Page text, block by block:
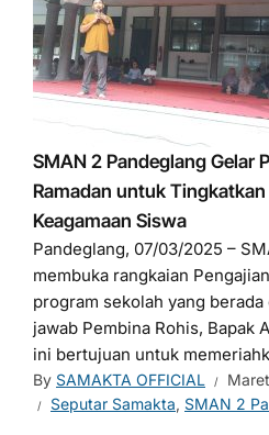
SMAN 2 Pandeglang Gelar
Ramadan untuk
Keagamaan Siswa
Pandeglang, 07/03/2025 –
membuka rangkaian
program sekolah yang
jawab Pembina Rohis, Bapak
ini bertujuan untuk
By SAMAKTA OFFICIAL
Seputar Samakta, SMAN 2